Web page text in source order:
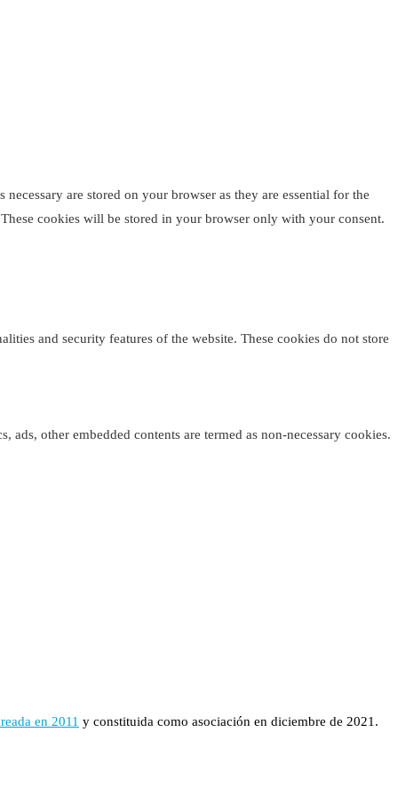
are stored on your browser as they are essential for the
cookies will be stored in your browser only with your consent.
and security features of the website. These cookies do not store
other embedded contents are termed as non-necessary cookies.
en 2011 y constituida como asociación en diciembre de 2021.